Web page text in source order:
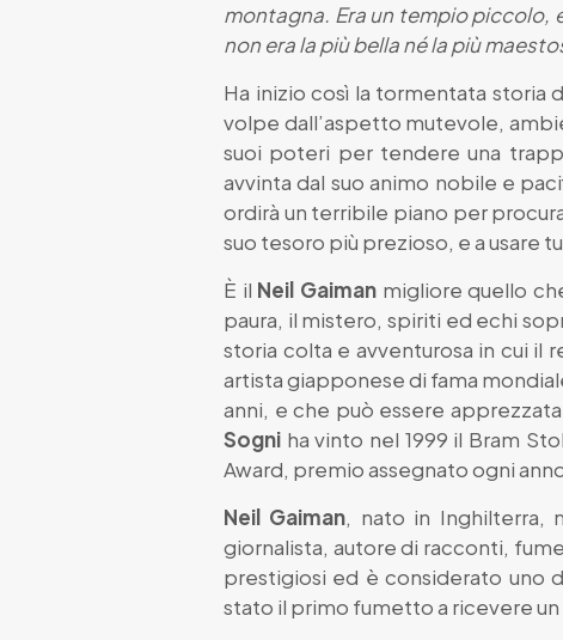
montagna. Era un tempio piccolo,
non era la più bella né la più
Ha inizio così la tormentata storia
volpe dall’aspetto mutevole,
suoi poteri per tendere una
avvinta dal suo animo nobile e
ordirà un terribile piano per
suo tesoro più prezioso, e a usare
È il Neil Gaiman migliore quello
paura, il mistero, spiriti ed echi
storia colta e avventurosa in cui il
artista giapponese di fama
anni, e che può essere
Sogni ha vinto nel 1999 il Bram
Award, premio assegnato ogni
Neil Gaiman, nato in Inghilterra,
giornalista, autore di racconti,
prestigiosi ed è considerato uno
stato il primo fumetto a ricevere